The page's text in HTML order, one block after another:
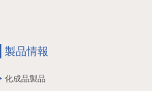
製品情報
化成品製品